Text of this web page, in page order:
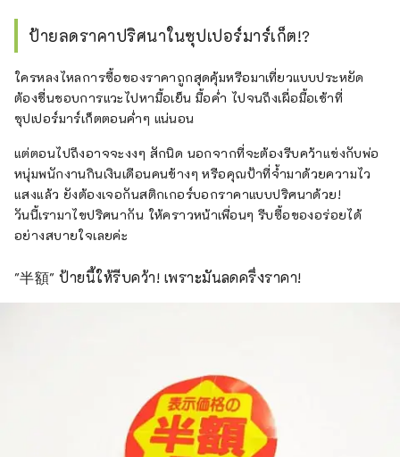
ป้ายลดราคาปริศนาในซุปเปอร์มาร์เก็ต!?
ใครหลงไหลการซื้อของราคาถูกสุดคุ้มหรือมาเที่ยวแบบประหยัด
ต้องชื่นชอบการแวะไปหามื้อเย็น มื้อค่ำ ไปจนถึงเผื่อมื้อเช้าที่
ซุปเปอร์มาร์เก็ตตอนค่ำๆ แน่นอน
แต่ตอนไปถึงอาจจะงงๆ สักนิด นอกจากที่จะต้องรีบคว้าแข่งกับพ่อ
หนุ่มพนักงานกินเงินเดือนคนข้างๆ หรือคุณป้าที่จ้ำมาด้วยความไว
แสงแล้ว ยังต้องเจอกันสติกเกอร์บอกราคาแบบปริศนาด้วย!
วันนี้เรามาไขปริศนากัน ให้คราวหน้าเพื่อนๆ รีบซื้อของอร่อยได้
อย่างสบายใจเลยค่ะ
"半額" ป้ายนี้ให้รีบคว้า! เพราะมันลดครึ่งราคา!